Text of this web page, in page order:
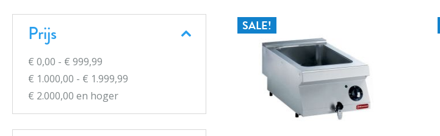
SALE!
Prijs
€ 0,00 - € 999,99
€ 1.000,00 - € 1.999,99
€ 2.000,00 en hoger